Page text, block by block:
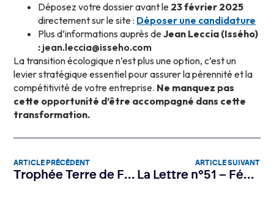
Déposez votre dossier avant le 23 février 2025
directement sur le site : Déposer une candidature
Plus d’informations auprès deJean Leccia (Issého)
: jean.leccia@isseho.com
La transition écologique n’est plus une option, c’est un
levier stratégique essentiel pour assurer la pérennité et la
compétitivité de votre entreprise. Ne manquez pas
cette opportunité d’être accompagné dans cette
transformation.
ARTICLE PRÉCÉDENT
Trophée Terre de Femmes – Terra di Donne 2025 : Candidatez dès maintenant !
ARTICLE SUIVANT
La Lettre n°51 – Février 2025